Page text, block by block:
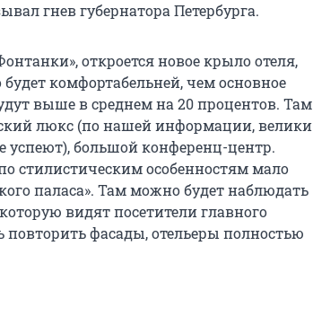
гнев губернатора Петербурга.
откроется новое крыло отеля,
комфортабельней, чем основное
выше в среднем на 20 процентов. Там
люкс (по нашей информации, велики
успеют), большой конференц-центр.
стилистическим особенностям мало
паласа». Там можно будет наблюдать
видят посетители главного
повторить фасады, отельеры полностью